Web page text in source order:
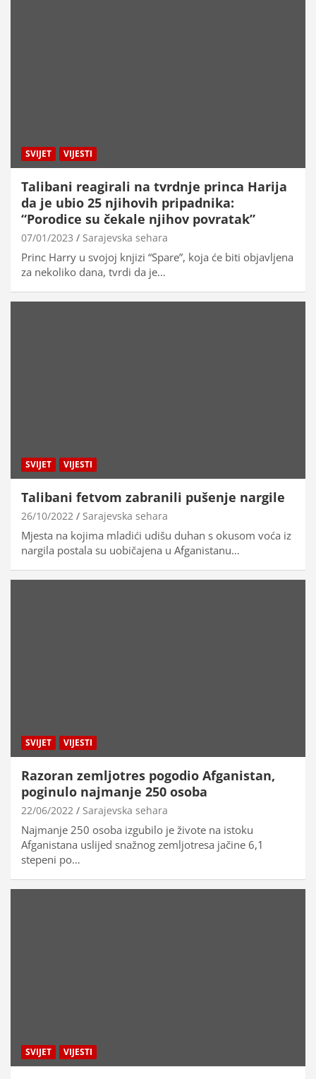
SVIJET VIJESTI
Talibani reagirali na tvrdnje princa Harija
da je ubio 25 njihovih pripadnika:
“Porodice su čekale njihov povratak”
07/01/2023 Sarajevska sehara
Princ Harry u svojoj knjizi “Spare”, koja će biti objavljena
za nekoliko dana, tvrdi da je…
SVIJET VIJESTI
Talibani fetvom zabranili pušenje nargile
26/10/2022 Sarajevska sehara
Mjesta na kojima mladići udišu duhan s okusom voća iz
nargila postala su uobičajena u Afganistanu…
SVIJET VIJESTI
Razoran zemljotres pogodio Afganistan,
poginulo najmanje 250 osoba
22/06/2022 Sarajevska sehara
Najmanje 250 osoba izgubilo je živote na istoku
Afganistana uslijed snažnog zemljotresa jačine 6,1
stepeni po…
SVIJET VIJESTI